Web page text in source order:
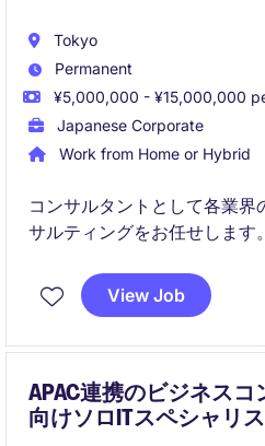
Tokyo
Permanent
¥5,000,000 - ¥15,000,000
Japanese Corporate
Work from Home or Hybrid
コンサルタントとして各業界
サルティングをお任せします。
View Job
APAC連携のビジネス
向けソロITスペシャリ